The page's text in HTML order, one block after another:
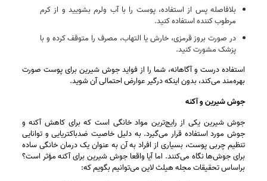
بلافاصله پس از استفاده، پوست را با آب ولرم بشویید و از کرم
مرطوب‌ کننده استفاده کنید.
در صورت بروز قرمزی، خارش یا التهاب، مصرف را متوقف کرده و با
پزشک مشورت کنید.
استفاده درست و آگاهانه، شما را از فواید جوش شیرین برای پوست صورت
بهره‌مند می‌کند، بدون اینکه درگیر عوارض احتمالی آن شوید.
جوش شیرین و آکنه
جوش شیرین یکی از رایج‌ترین مواد خانگی است که برای کاهش آکنه و
جوش مورد استفاده قرار می‌گیرد. به دلیل خاصیت ضدباکتریایی و توانایی
تنظیم چربی پوست، بسیاری از افراد به آن به عنوان یک درمان خانگی ساده
برای جوش‌ها نگاه می‌کنند. اما آیا واقعا جوش شیرین برای آکنه مؤثر است؟
براساس تحقیقات مجله‌ هیلث‌ لاین می‌توانیم بگویم که: